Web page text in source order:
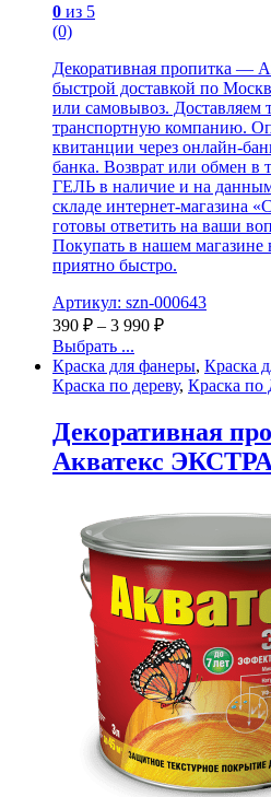
0 из 5
(0)
Декоративная пропитка —
быстрой доставкой по
или самовывоз. Доставляем
транспортную компанию.
квитанции через онлайн-
банка. Возврат или обмен в
ГЕЛЬ в наличие и на
складе интернет-
готовы ответить на ваши
Покупать в нашем магазине
приятно быстро.
Артикул: szn-000643
390 ₽ – 3 990 ₽
Выбрать ...
Краска для фанеры, Краска
Краска по дереву, Краска
Декоративная
Акватекс ЭКСТРА